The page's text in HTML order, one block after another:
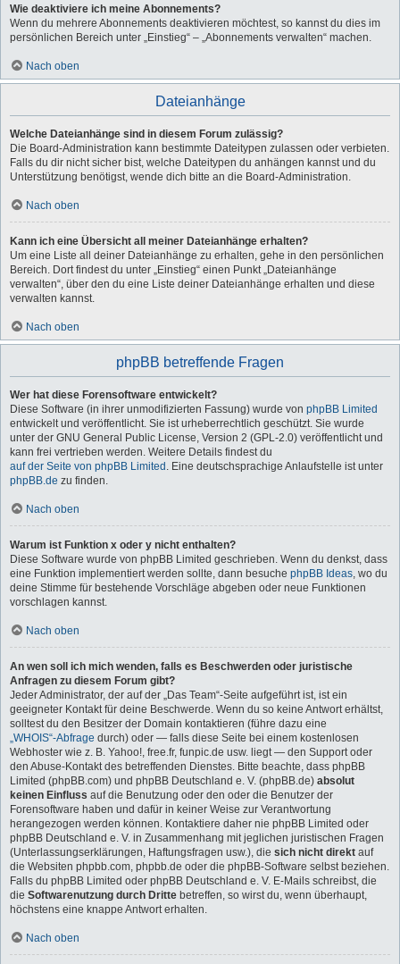
Wie deaktiviere ich meine Abonnements?
Wenn du mehrere Abonnements deaktivieren möchtest, so kannst du dies im
persönlichen Bereich unter „Einstieg“ – „Abonnements verwalten“ machen.
Nach oben
Dateianhänge
Welche Dateianhänge sind in diesem Forum zulässig?
Die Board-Administration kann bestimmte Dateitypen zulassen oder verbieten.
Falls du dir nicht sicher bist, welche Dateitypen du anhängen kannst und du
Unterstützung benötigst, wende dich bitte an die Board-Administration.
Nach oben
Kann ich eine Übersicht all meiner Dateianhänge erhalten?
Um eine Liste all deiner Dateianhänge zu erhalten, gehe in den persönlichen
Bereich. Dort findest du unter „Einstieg“ einen Punkt „Dateianhänge
verwalten“, über den du eine Liste deiner Dateianhänge erhalten und diese
verwalten kannst.
Nach oben
phpBB betreffende Fragen
Wer hat diese Forensoftware entwickelt?
Diese Software (in ihrer unmodifizierten Fassung) wurde von phpBB Limited
entwickelt und veröffentlicht. Sie ist urheberrechtlich geschützt. Sie wurde
unter der GNU General Public License, Version 2 (GPL-2.0) veröffentlicht und
kann frei vertrieben werden. Weitere Details findest du
auf der Seite von phpBB Limited . Eine deutschsprachige Anlaufstelle ist unter
phpBB.de zu finden.
Nach oben
Warum ist Funktion x oder y nicht enthalten?
Diese Software wurde von phpBB Limited geschrieben. Wenn du denkst, dass
eine Funktion implementiert werden sollte, dann besuche phpBB Ideas, wo du
deine Stimme für bestehende Vorschläge abgeben oder neue Funktionen
vorschlagen kannst.
Nach oben
An wen soll ich mich wenden, falls es Beschwerden oder juristische
Anfragen zu diesem Forum gibt?
Jeder Administrator, der auf der „Das Team“-Seite aufgeführt ist, ist ein
geeigneter Kontakt für deine Beschwerde. Wenn du so keine Antwort erhältst,
solltest du den Besitzer der Domain kontaktieren (führe dazu eine
„WHOIS“-Abfrage durch) oder — falls diese Seite bei einem kostenlosen
Webhoster wie z. B. Yahoo!, free.fr, funpic.de usw. liegt — den Support oder
den Abuse-Kontakt des betreffenden Dienstes. Bitte beachte, dass phpBB
Limited (phpBB.com) und phpBB Deutschland e. V. (phpBB.de) absolut
keinen Einfluss auf die Benutzung oder den oder die Benutzer der
Forensoftware haben und dafür in keiner Weise zur Verantwortung
herangezogen werden können. Kontaktiere daher nie phpBB Limited oder
phpBB Deutschland e. V. in Zusammenhang mit jeglichen juristischen Fragen
(Unterlassungserklärungen, Haftungsfragen usw.), die sich nicht direkt auf
die Websiten phpbb.com, phpbb.de oder die phpBB-Software selbst beziehen.
Falls du phpBB Limited oder phpBB Deutschland e. V. E-Mails schreibst, die
die Softwarenutzung durch Dritte betreffen, so wirst du, wenn überhaupt,
höchstens eine knappe Antwort erhalten.
Nach oben